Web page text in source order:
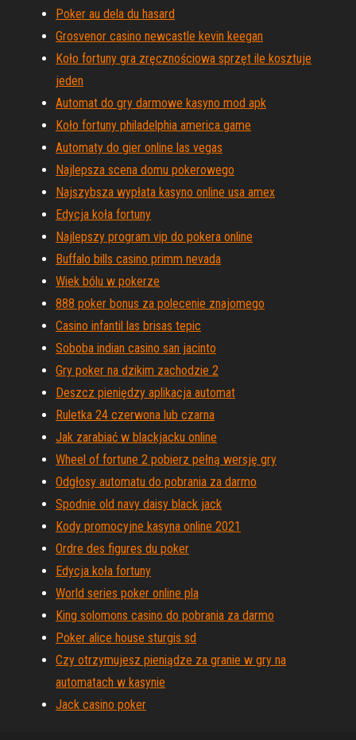
Poker au dela du hasard
Grosvenor casino newcastle kevin keegan
Koło fortuny gra zręcznościowa sprzęt ile kosztuje
jeden
Automat do gry darmowe kasyno mod apk
Koło fortuny philadelphia america game
Automaty do gier online las vegas
Najlepsza scena domu pokerowego
Najszybsza wypłata kasyno online usa amex
Edycja koła fortuny
Najlepszy program vip do pokera online
Buffalo bills casino primm nevada
Wiek bólu w pokerze
888 poker bonus za polecenie znajomego
Casino infantil las brisas tepic
Soboba indian casino san jacinto
Gry poker na dzikim zachodzie 2
Deszcz pieniędzy aplikacja automat
Ruletka 24 czerwona lub czarna
Jak zarabiać w blackjacku online
Wheel of fortune 2 pobierz pełną wersję gry
Odgłosy automatu do pobrania za darmo
Spodnie old navy daisy black jack
Kody promocyjne kasyna online 2021
Ordre des figures du poker
Edycja koła fortuny
World series poker online pla
King solomons casino do pobrania za darmo
Poker alice house sturgis sd
Czy otrzymujesz pieniądze za granie w gry na
automatach w kasynie
Jack casino poker